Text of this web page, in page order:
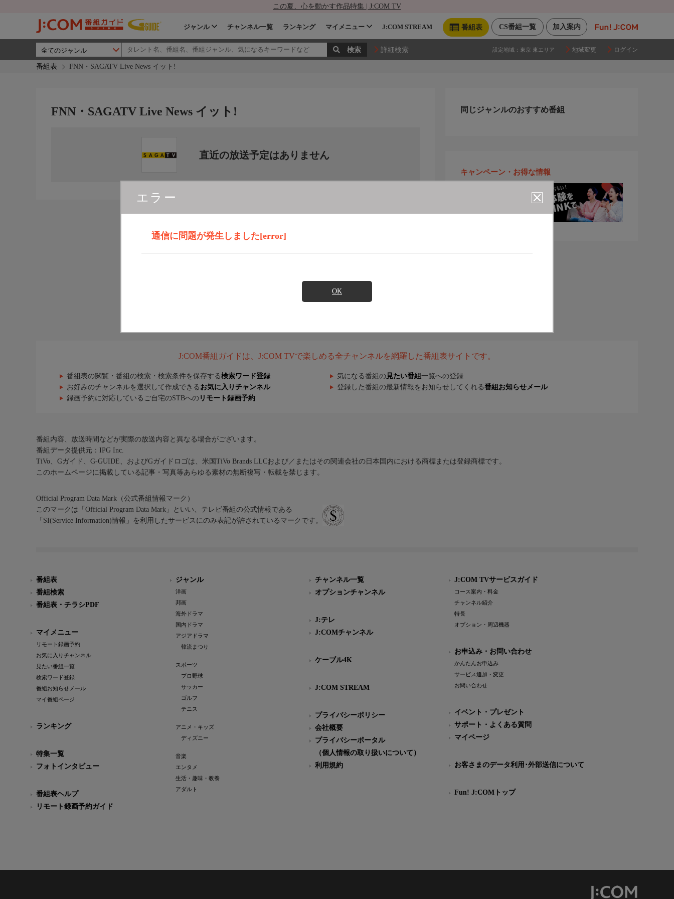
この夏、心を動かす作品特集 | J:COM TV
加入案内
CS番組一覧
番組表
ジャンル チャンネル一覧 ランキング マイメニュー J:COM STREAM
詳細検索 設定地域： 東京 東エリア 地域変更 ログイン
番組表 FNN・SAGATV Live News イット!
エラー
通信に問題が発生しました[error]
OK
FNN・SAGATV Live News イット!
直近の放送予定はありません
同じジャンルのおすすめ番組
キャンペーン・お得な情報
J:COM番組ガイドは、J:COM TVで楽しめる全チャンネルを網羅した番組表サイトです。
番組表の閲覧・番組の検索・検索条件を保存する検索ワード登録 気になる番組の 見たい番組 一覧への登録
お好みのチャンネルを選択して作成できる お気に入りチャンネル 登録した番組の最新情報をお知らせしてくれる番組お知らせメール
録画予約に対応しているご自宅のSTBへの リモート録画予約
番組内容、放送時間などが実際の放送内容と異なる場合がございます。
番組データ提供元：IPG Inc.
TiVo、Gガイド、G-GUIDE、およびGガイドロゴは、米国TiVo Brands LLCおよび／またはその関連会社の日本国内における商標または登録商標です。
このホームページに掲載している記事・写真等あらゆる素材の無断複写・転載を禁じます。
Official Program Data Mark（公式番組情報マーク）
このマークは「Official Program Data Mark」といい、テレビ番組の公式情報である
「SI(Service Information)情報」を利用したサービスにのみ表記が許されているマークです。
番組表
番組検索
番組表・チラシPDF
マイメニュー
リモート録画予約
お気に入りチャンネル
見たい番組一覧
検索ワード登録
番組お知らせメール
マイ番組ページ
ランキング
特集一覧
フォトインタビュー
番組表ヘルプ
リモート録画予約ガイド
ジャンル
洋画
邦画
海外ドラマ
国内ドラマ
アジアドラマ
韓流まつり
スポーツ
プロ野球
サッカー
ゴルフ
テニス
アニメ・キッズ
ディズニー
音楽
エンタメ
生活・趣味・教養
アダルト
チャンネル一覧
オプションチャンネル
J:テレ
J:COMチャンネル
ケーブル4K
J:COM STREAM
プライバシーポリシー
会社概要
プライバシーポータル
（個人情報の取り扱いについて）
利用規約
J:COM TVサービスガイド
コース案内・料金
チャンネル紹介
特長
オプション・周辺機器
お申込み・お問い合わせ
かんたんお申込み
サービス追加・変更
お問い合わせ
イベント・プレゼント
サポート・よくある質問
マイページ
お客さまのデータ利用･外部送信について
Fun! J:COMトップ